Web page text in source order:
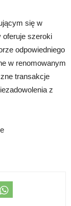
się w
oferuje szeroki
odpowiedniego
w renomowanym
transakcje
z